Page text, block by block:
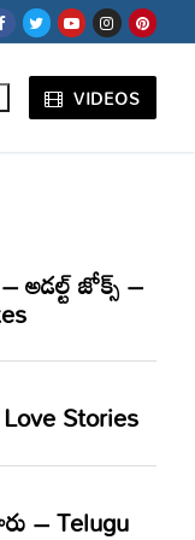
VIDEOS